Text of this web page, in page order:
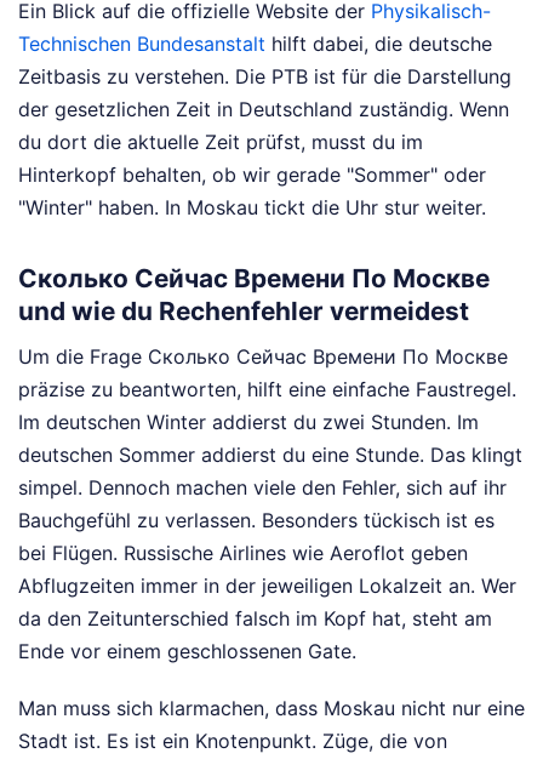
Ein Blick auf die offizielle Website der Physikalisch-
Technischen Bundesanstalt hilft dabei, die deutsche
Zeitbasis zu verstehen. Die PTB ist für die Darstellung
der gesetzlichen Zeit in Deutschland zuständig. Wenn
du dort die aktuelle Zeit prüfst, musst du im
Hinterkopf behalten, ob wir gerade "Sommer" oder
"Winter" haben. In Moskau tickt die Uhr stur weiter.
Сколько Сейчас Времени По Москве
und wie du Rechenfehler vermeidest
Um die Frage Сколько Сейчас Времени По Москве
präzise zu beantworten, hilft eine einfache Faustregel.
Im deutschen Winter addierst du zwei Stunden. Im
deutschen Sommer addierst du eine Stunde. Das klingt
simpel. Dennoch machen viele den Fehler, sich auf ihr
Bauchgefühl zu verlassen. Besonders tückisch ist es
bei Flügen. Russische Airlines wie Aeroflot geben
Abflugzeiten immer in der jeweiligen Lokalzeit an. Wer
da den Zeitunterschied falsch im Kopf hat, steht am
Ende vor einem geschlossenen Gate.
Man muss sich klarmachen, dass Moskau nicht nur eine
Stadt ist. Es ist ein Knotenpunkt. Züge, die von